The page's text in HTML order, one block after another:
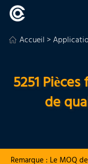
Accueil>
5251
de
Remarque : Le MOQ